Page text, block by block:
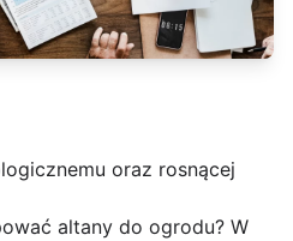
oraz rosnącej
altany do ogrodu? W